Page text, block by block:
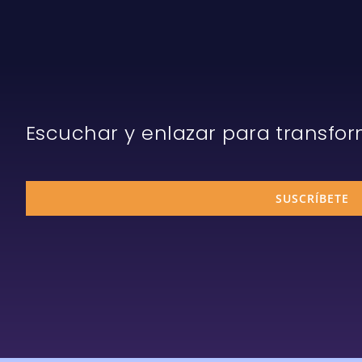
Escuchar y enlazar para
SUSCRÍBETE